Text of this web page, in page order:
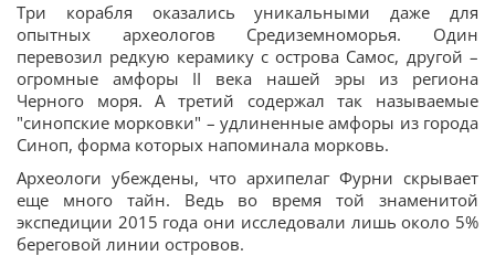
Три корабля оказались уникальными даже для
опытных археологов Средиземноморья. Один
перевозил редкую керамику с острова Самос, другой –
огромные амфоры II века нашей эры из региона
Черного моря. А третий содержал так называемые
"синопские морковки" – удлиненные амфоры из города
Синоп, форма которых напоминала морковь.
Археологи убеждены, что архипелаг Фурни скрывает
еще много тайн. Ведь во время той знаменитой
экспедиции 2015 года они исследовали лишь около 5%
береговой линии островов.